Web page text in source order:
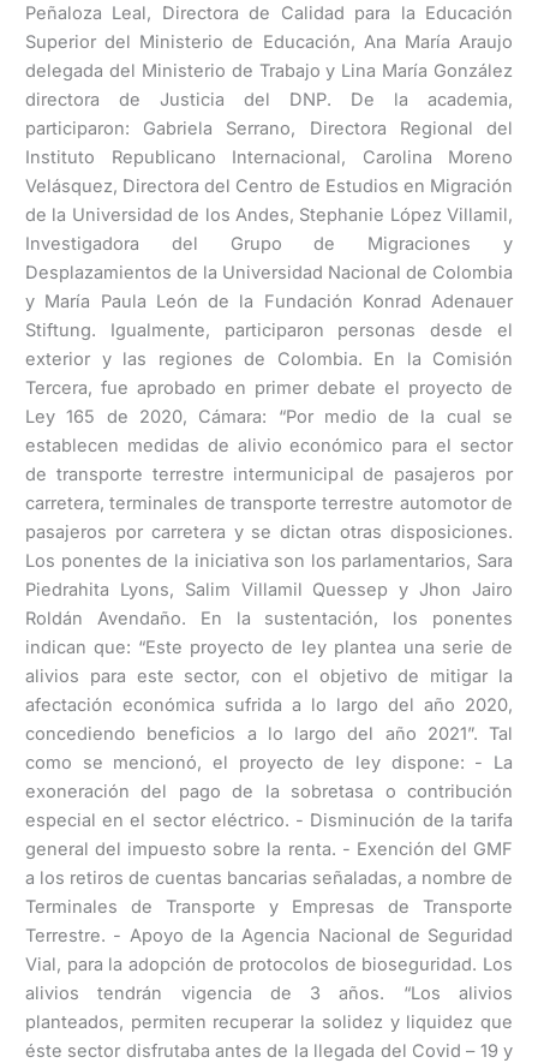
Peñaloza Leal, Directora de Calidad para la Educación
Superior del Ministerio de Educación, Ana María Araujo
delegada del Ministerio de Trabajo y Lina María González
directora de Justicia del DNP. De la academia,
participaron: Gabriela Serrano, Directora Regional del
Instituto Republicano Internacional, Carolina Moreno
Velásquez, Directora del Centro de Estudios en Migración
de la Universidad de los Andes, Stephanie López Villamil,
Investigadora del Grupo de Migraciones y
Desplazamientos de la Universidad Nacional de Colombia
y María Paula León de la Fundación Konrad Adenauer
Stiftung. Igualmente, participaron personas desde el
exterior y las regiones de Colombia. En la Comisión
Tercera, fue aprobado en primer debate el proyecto de
Ley 165 de 2020, Cámara: “Por medio de la cual se
establecen medidas de alivio económico para el sector
de transporte terrestre intermunicipal de pasajeros por
carretera, terminales de transporte terrestre automotor de
pasajeros por carretera y se dictan otras disposiciones.
Los ponentes de la iniciativa son los parlamentarios, Sara
Piedrahita Lyons, Salim Villamil Quessep y Jhon Jairo
Roldán Avendaño. En la sustentación, los ponentes
indican que: “Este proyecto de ley plantea una serie de
alivios para este sector, con el objetivo de mitigar la
afectación económica sufrida a lo largo del año 2020,
concediendo beneficios a lo largo del año 2021”. Tal
como se mencionó, el proyecto de ley dispone: - La
exoneración del pago de la sobretasa o contribución
especial en el sector eléctrico. - Disminución de la tarifa
general del impuesto sobre la renta. - Exención del GMF
a los retiros de cuentas bancarias señaladas, a nombre de
Terminales de Transporte y Empresas de Transporte
Terrestre. - Apoyo de la Agencia Nacional de Seguridad
Vial, para la adopción de protocolos de bioseguridad. Los
alivios tendrán vigencia de 3 años. “Los alivios
planteados, permiten recuperar la solidez y liquidez que
éste sector disfrutaba antes de la llegada del Covid – 19 y